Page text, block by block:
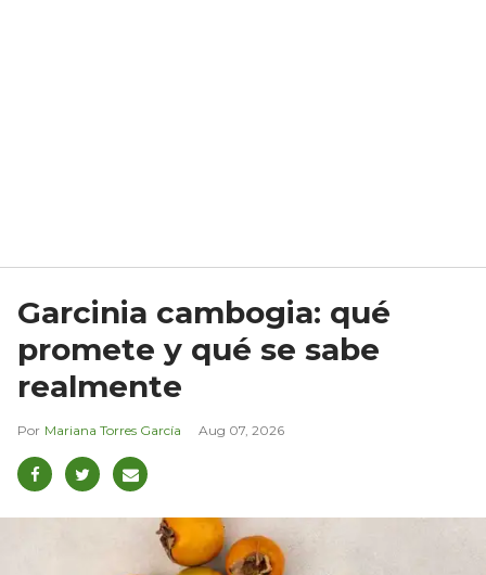
Garcinia cambogia: qué
promete y qué se sabe
realmente
Mariana Torres García Aug 07, 2026